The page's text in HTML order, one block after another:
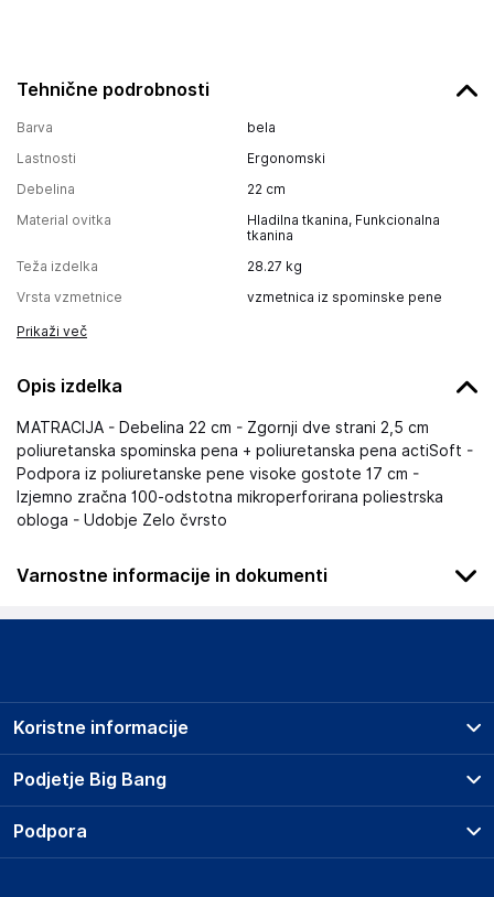
Tehnične podrobnosti
Barva
bela
Lastnosti
Ergonomski
Debelina
22 cm
Material ovitka
Hladilna tkanina, Funkcionalna
tkanina
Teža izdelka
28.27 kg
Vrsta vzmetnice
vzmetnica iz spominske pene
Prikaži več
Opis izdelka
MATRACIJA - Debelina 22 cm - Zgornji dve strani 2,5 cm
poliuretanska spominska pena + poliuretanska pena actiSoft -
Podpora iz poliuretanske pene visoke gostote 17 cm -
Izjemno zračna 100-odstotna mikroperforirana poliestrska
obloga - Udobje Zelo čvrsto
Varnostne informacije in dokumenti
Podatki o proizvajalcu
Lovemynight
France
Podjetje Big Bang
O podjetju
Koristne informacije
Prodajna mesta
Storitve
Dostava, vnos in odvoz
Podpora